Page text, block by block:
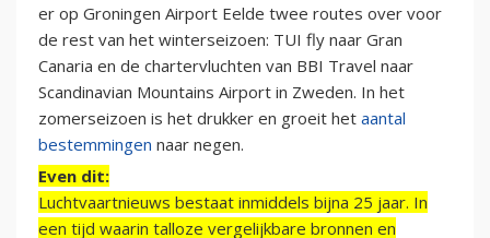
er op Groningen Airport Eelde twee routes over voor
de rest van het winterseizoen: TUI fly naar Gran
Canaria en de chartervluchten van BBI Travel naar
Scandinavian Mountains Airport in Zweden. In het
zomerseizoen is het drukker en groeit het aantal
bestemmingen naar negen.
Even dit:
Luchtvaartnieuws bestaat inmiddels bijna 25 jaar. In
een tijd waarin talloze vergelijkbare bronnen en